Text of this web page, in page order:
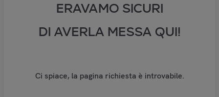
ERAVAMO SICURI
DI AVERLA MESSA QUI!
Ci spiace, la pagina richiesta è introvabile.